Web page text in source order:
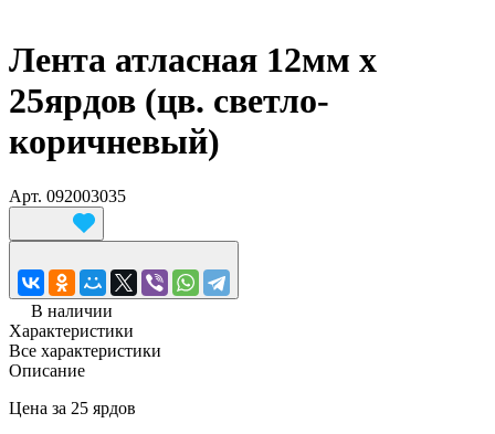
Лента атласная 12мм х
25ярдов (цв. светло-
коричневый)
Арт. 092003035
В наличии
Характеристики
Все характеристики
Описание
Цена за 25 ярдов